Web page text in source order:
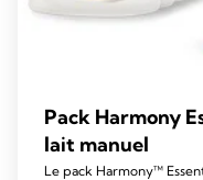
Pack Harmony
lait manuel
Le pack Harmony™